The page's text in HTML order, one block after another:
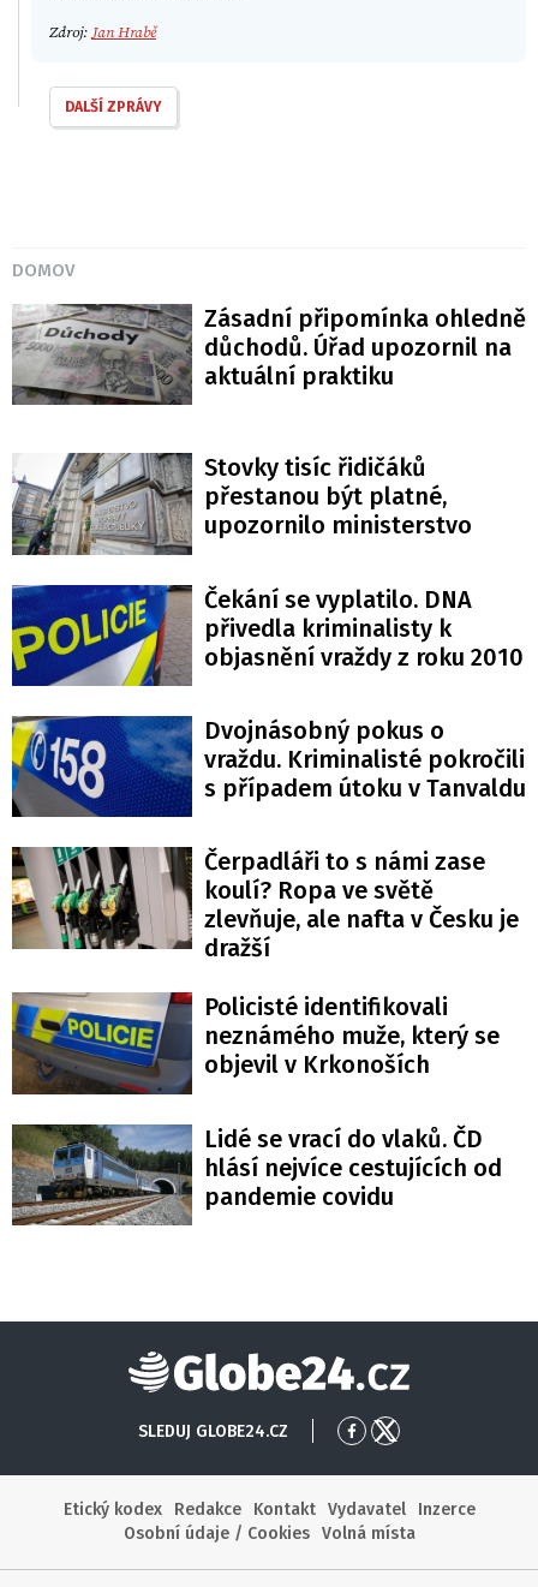
Zdroj: Jan Hrabě
DALŠÍ ZPRÁVY
DOMOV
Zásadní připomínka ohledně
důchodů. Úřad upozornil na
aktuální praktiku
Stovky tisíc řidičáků
přestanou být platné,
upozornilo ministerstvo
Čekání se vyplatilo. DNA
přivedla kriminalisty k
objasnění vraždy z roku 2010
Dvojnásobný pokus o
vraždu. Kriminalisté pokročili
s případem útoku v Tanvaldu
Čerpadláři to s námi zase
koulí? Ropa ve světě
zlevňuje, ale nafta v Česku je
dražší
Policisté identifikovali
neznámého muže, který se
objevil v Krkonoších
Lidé se vrací do vlaků. ČD
hlásí nejvíce cestujících od
pandemie covidu
Globe24
SLEDUJ GLOBE24.CZ
PřejítPřejít
Etický kodex
Redakce Kontakt Vydavatel
Inzerce
Osobní údaje / Cookies
Volná místa